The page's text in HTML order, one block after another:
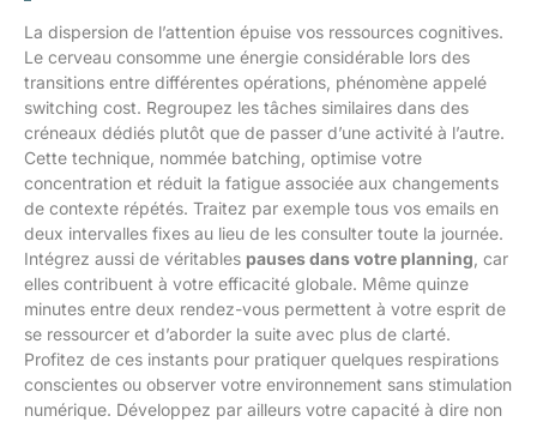
La dispersion de l’attention épuise vos ressources cognitives.
Le cerveau consomme une énergie considérable lors des
transitions entre différentes opérations, phénomène appelé
switching cost. Regroupez les tâches similaires dans des
créneaux dédiés plutôt que de passer d’une activité à l’autre.
Cette technique, nommée batching, optimise votre
concentration et réduit la fatigue associée aux changements
de contexte répétés. Traitez par exemple tous vos emails en
deux intervalles fixes au lieu de les consulter toute la journée.
Intégrez aussi de véritables pauses dans votre planning , car
elles contribuent à votre efficacité globale. Même quinze
minutes entre deux rendez-vous permettent à votre esprit de
se ressourcer et d’aborder la suite avec plus de clarté.
Profitez de ces instants pour pratiquer quelques respirations
conscientes ou observer votre environnement sans stimulation
numérique. Développez par ailleurs votre capacité à dire non